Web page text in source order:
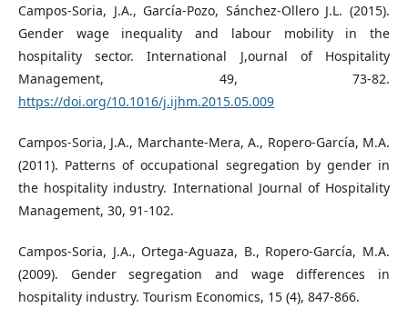
Campos-Soria, J.A., García-Pozo, Sánchez-Ollero J.L. (2015).
Gender wage inequality and labour mobility in the
hospitality sector. International J,ournal of Hospitality
Management, 49, 73-82.
https://doi.org/10.1016/j.ijhm.2015.05.009
Campos-Soria, J.A., Marchante-Mera, A., Ropero-García, M.A.
(2011). Patterns of occupational segregation by gender in
the hospitality industry. International Journal of Hospitality
Management, 30, 91-102.
Campos-Soria, J.A., Ortega-Aguaza, B., Ropero-García, M.A.
(2009). Gender segregation and wage differences in
hospitality industry. Tourism Economics, 15 (4), 847-866.